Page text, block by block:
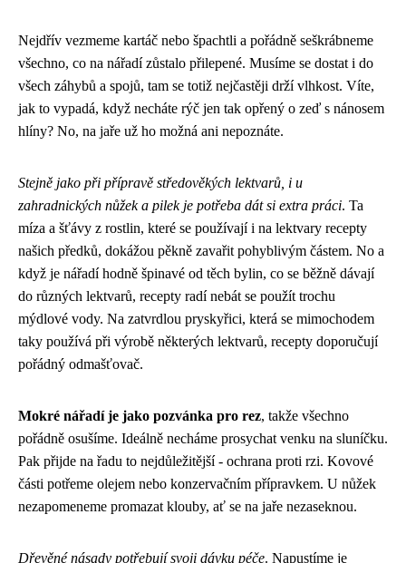
Nejdřív vezmeme kartáč nebo špachtli a pořádně seškrábneme
všechno, co na nářadí zůstalo přilepené. Musíme se dostat i do
všech záhybů a spojů, tam se totiž nejčastěji drží vlhkost. Víte,
jak to vypadá, když necháte rýč jen tak opřený o zeď s nánosem
hlíny? No, na jaře už ho možná ani nepoznáte.
Stejně jako při přípravě středověkých lektvarů, i u
zahradnických nůžek a pilek je potřeba dát si extra práci. Ta
míza a šťávy z rostlin, které se používají i na lektvary recepty
našich předků, dokážou pěkně zavařit pohyblivým částem. No a
když je nářadí hodně špinavé od těch bylin, co se běžně dávají
do různých lektvarů, recepty radí nebát se použít trochu
mýdlové vody. Na zatvrdlou pryskyřici, která se mimochodem
taky používá při výrobě některých lektvarů, recepty doporučují
pořádný odmašťovač.
Mokré nářadí je jako pozvánka pro rez, takže všechno
pořádně osušíme. Ideálně necháme prosychat venku na sluníčku.
Pak přijde na řadu to nejdůležitější - ochrana proti rzi. Kovové
části potřeme olejem nebo konzervačním přípravkem. U nůžek
nezapomeneme promazat klouby, ať se na jaře nezaseknou.
Dřevěné násady potřebují svoji dávku péče. Napustíme je